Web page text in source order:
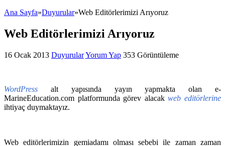
Ana Sayfa»Duyurular»Web Editörlerimizi Arıyoruz
Web Editörlerimizi Arıyoruz
16 Ocak 2013 DuyurularYorum Yap 353 Görüntüleme
WordPress alt yapısında yayın yapmakta olan e-
MarineEducation.com platformunda görev alacakweb editörlerine
ihtiyaç duymaktayız.
Web editörlerimizin gemiadamı olması sebebi ile zaman zaman